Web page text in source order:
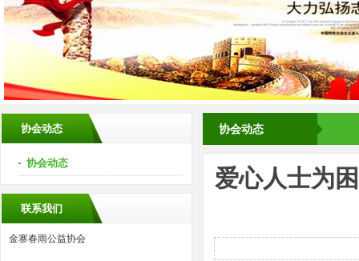
协会动态
协会动态
联系我们
金寨春雨公益协会
协会动态
爱心人士为